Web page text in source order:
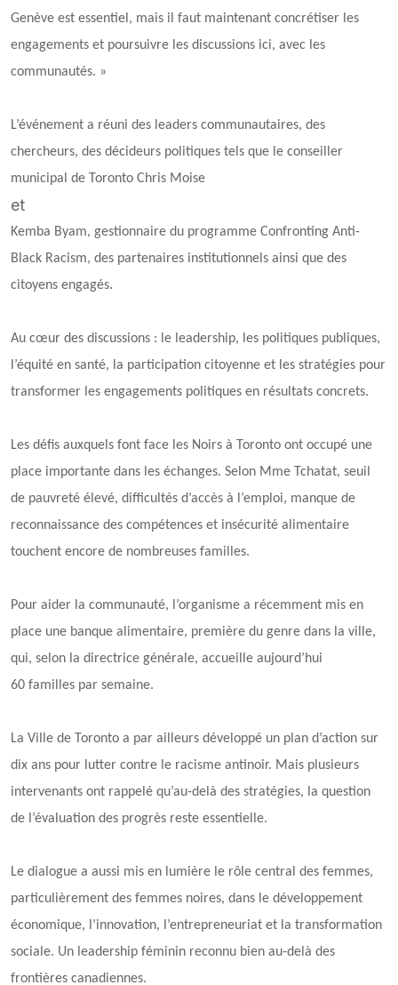
Genève est essentiel, mais il faut maintenant concrétiser les
engagements et poursuivre les discussions ici, avec les
communautés. »
L’événement a réuni des leaders communautaires, des
chercheurs, des décideurs politiques tels que le conseiller
municipal de Toronto Chris Moise
et
Kemba Byam, gestionnaire du programme Confronting Anti-
Black Racism, des partenaires institutionnels ainsi que des
citoyens engagés.
Au cœur des discussions : le leadership, les politiques publiques,
l’équité en santé, la participation citoyenne et les stratégies pour
transformer les engagements politiques en résultats concrets.
Les défis auxquels font face les Noirs à Toronto ont occupé une
place importante dans les échanges. Selon Mme Tchatat, seuil
de pauvreté élevé, difficultés d’accès à l’emploi, manque de
reconnaissance des compétences et insécurité alimentaire
touchent encore de nombreuses familles.
Pour aider la communauté, l’organisme a récemment mis en
place une banque alimentaire, première du genre dans la ville,
qui, selon la directrice générale, accueille aujourd’hui
60 familles par semaine.
La Ville de Toronto a par ailleurs développé un plan d’action sur
dix ans pour lutter contre le racisme antinoir. Mais plusieurs
intervenants ont rappelé qu’au-delà des stratégies, la question
de l’évaluation des progrès reste essentielle.
Le dialogue a aussi mis en lumière le rôle central des femmes,
particulièrement des femmes noires, dans le développement
économique, l’innovation, l’entrepreneuriat et la transformation
sociale. Un leadership féminin reconnu bien au-delà des
frontières canadiennes.